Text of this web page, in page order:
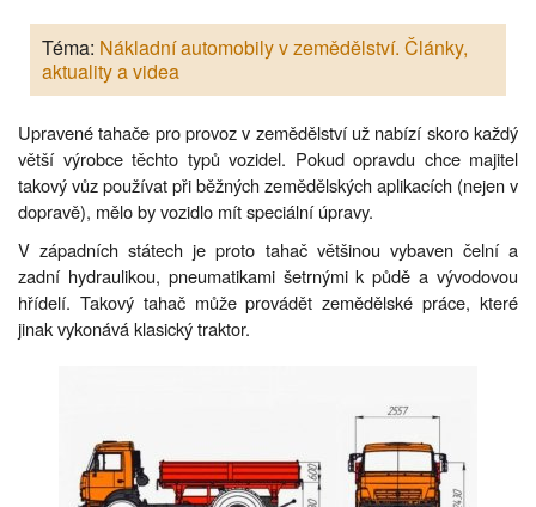
Téma: Nákladní automobily v zemědělství. Články,
aktuality a videa
Upravené tahače pro provoz v zemědělství už nabízí skoro každý
větší výrobce těchto typů vozidel. Pokud opravdu chce majitel
takový vůz používat při běžných zemědělských aplikacích (nejen v
dopravě), mělo by vozidlo mít speciální úpravy.
V západních státech je proto tahač většinou vybaven čelní a
zadní hydraulikou, pneumatikami šetrnými k půdě a vývodovou
hřídelí. Takový tahač může provádět zemědělské práce, které
jinak vykonává klasický traktor.